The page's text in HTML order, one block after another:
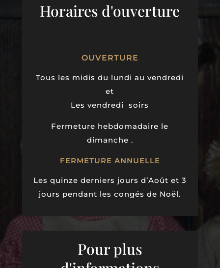
Horaires d'ouverture
OUVERTURE
Tous les midis du lundi au vendredi
et
Les vendredi soirs
Fermeture hebdomadaire le
dimanche .
FERMETURE ANNUELLE
Les quinze derniers jours d’Août et 3
jours pendant les congés de Noël.
Pour plus